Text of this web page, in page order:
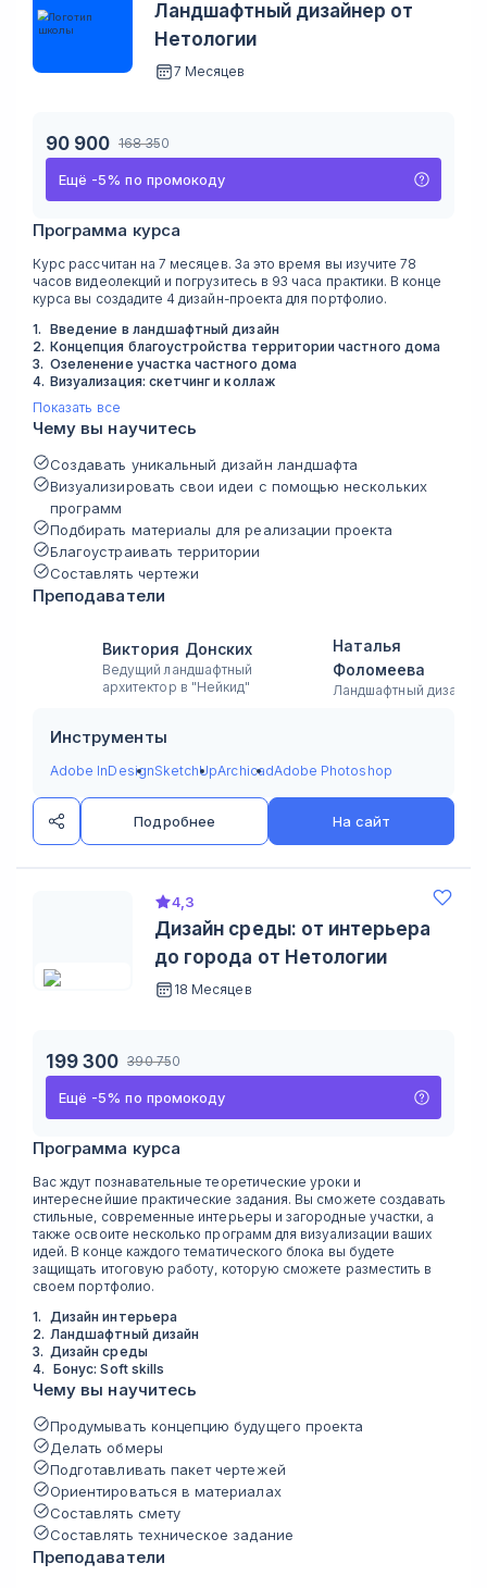
Ландшафтный дизайнер от
Нетологии
7 Месяцев
90 900 168 350
Ещё -5% по промокоду
Программа курса
Курс рассчитан на 7 месяцев. За это время вы изучите 78
часов видеолекций и погрузитесь в 93 часа практики. В конце
курса вы создадите 4 дизайн-проекта для портфолио.
1. Введение в ландшафтный дизайн
2. Концепция благоустройства территории частного дома
3. Озеленение участка частного дома
4. Визуализация: скетчинг и коллаж
Показать все
Чему вы научитесь
Создавать уникальный дизайн ландшафта
Визуализировать свои идеи с помощью нескольких
программ
Подбирать материалы для реализации проекта
Благоустраивать территории
Составлять чертежи
Преподаватели
Виктория Донских
Ведущий ландшафтный
архитектор в "Нейкид"
Наталья
Фоломеева
Ландшафтный
Инструменты
Adobe InDesignSketchUpArchicadAdobe Photoshop
Подробнее На сайт
4,3
Дизайн среды: от интерьера
до города от Нетологии
18 Месяцев
199 300 390 750
Ещё -5% по промокоду
Программа курса
Вас ждут познавательные теоретические уроки и
интереснейшие практические задания. Вы сможете создавать
стильные, современные интерьеры и загородные участки, а
также освоите несколько программ для визуализации ваших
идей. В конце каждого тематического блока вы будете
защищать итоговую работу, которую сможете разместить в
своем портфолио.
1. Дизайн интерьера
2. Ландшафтный дизайн
3. Дизайн среды
4. Бонус: Soft skills
Чему вы научитесь
Продумывать концепцию будущего проекта
Делать обмеры
Подготавливать пакет чертежей
Ориентироваться в материалах
Составлять смету
Составлять техническое задание
Преподаватели